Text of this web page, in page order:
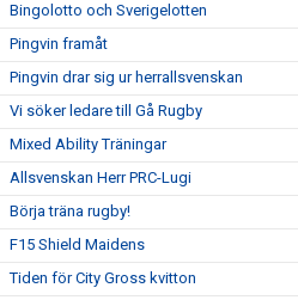
Bingolotto och Sverigelotten
Pingvin framåt
Pingvin drar sig ur herrallsvenskan
Vi söker ledare till Gå Rugby
Mixed Ability Träningar
Allsvenskan Herr PRC-Lugi
Börja träna rugby!
F15 Shield Maidens
Tiden för City Gross kvitton